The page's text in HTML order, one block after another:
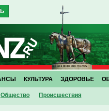
Общество Проиcшествия
КУЛЬТУРА ЗДОРОВЬЕ